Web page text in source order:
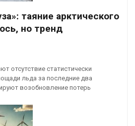
таяние арктического
но тренд
отсутствие статистически
льда за последние два
возобновление потерь